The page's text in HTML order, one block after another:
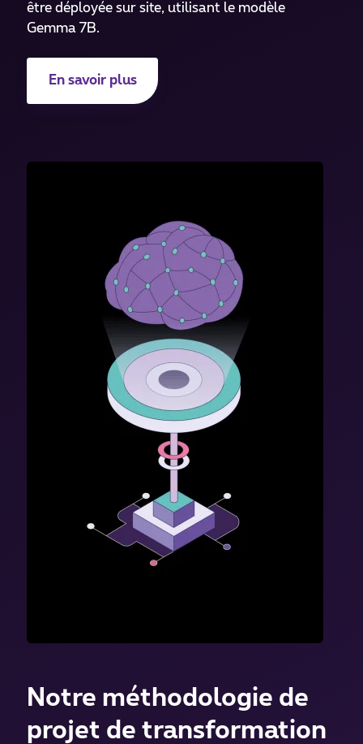
être déployée sur site, utilisant le modèle
Gemma 7B.
En savoir plus
Notre méthodologie de
projet de transformation